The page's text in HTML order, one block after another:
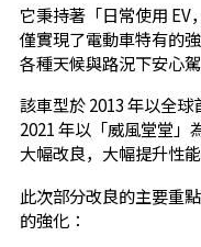
它秉持著「日常使用
僅實現了電動車特有的
各種天候與路況下安心駕
該車型於 2013 年以全球
2021 年以「威風堂堂」
大幅改良，大幅提升性能
此次部分改良的主要重
的強化：